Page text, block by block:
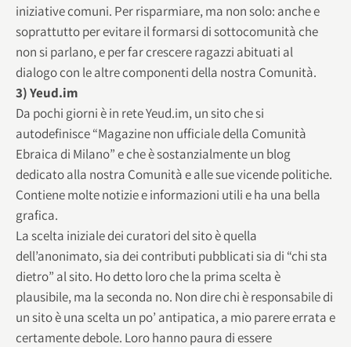
iniziative comuni. Per risparmiare, ma non solo: anche e
soprattutto per evitare il formarsi di sottocomunità che
non si parlano, e per far crescere ragazzi abituati al
dialogo con le altre componenti della nostra Comunità.
3) Yeud.im
Da pochi giorni è in rete Yeud.im, un sito che si
autodefinisce “Magazine non ufficiale della Comunità
Ebraica di Milano” e che è sostanzialmente un blog
dedicato alla nostra Comunità e alle sue vicende politiche.
Contiene molte notizie e informazioni utili e ha una bella
grafica.
La scelta iniziale dei curatori del sito è quella
dell’anonimato, sia dei contributi pubblicati sia di “chi sta
dietro” al sito. Ho detto loro che la prima scelta è
plausibile, ma la seconda no. Non dire chi è responsabile di
un sito è una scelta un po’ antipatica, a mio parere errata e
certamente debole. Loro hanno paura di essere